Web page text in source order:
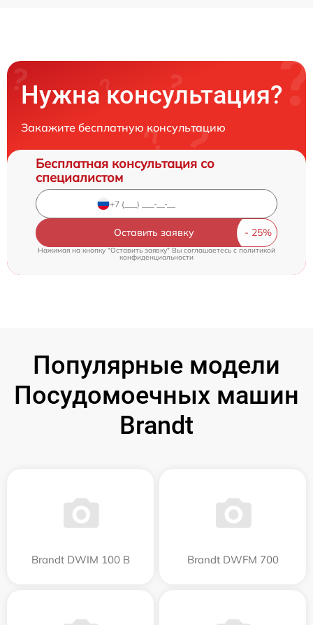
Нужна консультация?
Закажите бесплатную консультацию
Бесплатная консультация со
специалистом
Оставить заявку
Нажимая на кнопку "Оставить заявку" Вы соглашаетесь cполитикой
конфиденциальности
Популярные модели
Посудомоечных машин
Brandt
Brandt DWIM 100 B Brandt DWFM 700